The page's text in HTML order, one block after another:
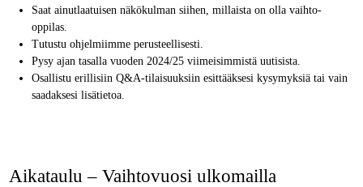
Saat ainutlaatuisen näkökulman siihen, millaista on olla vaihto-
oppilas.
Tutustu ohjelmiimme perusteellisesti.
Pysy ajan tasalla vuoden 2024/25 viimeisimmistä uutisista.
Osallistu erillisiin Q&A-tilaisuuksiin esittääksesi kysymyksiä tai vain
saadaksesi lisätietoa.
Aikataulu – Vaihtovuosi ulkomailla